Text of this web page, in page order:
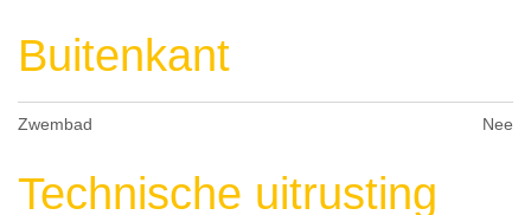
Buitenkant
Zwembad Nee
Technische uitrusting